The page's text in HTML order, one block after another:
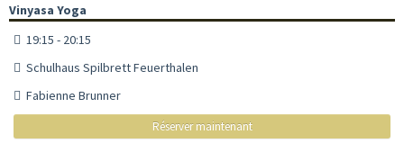
Vinyasa Yoga
19:15 - 20:15
Schulhaus Spilbrett Feuerthalen
Fabienne Brunner
Réserver maintenant